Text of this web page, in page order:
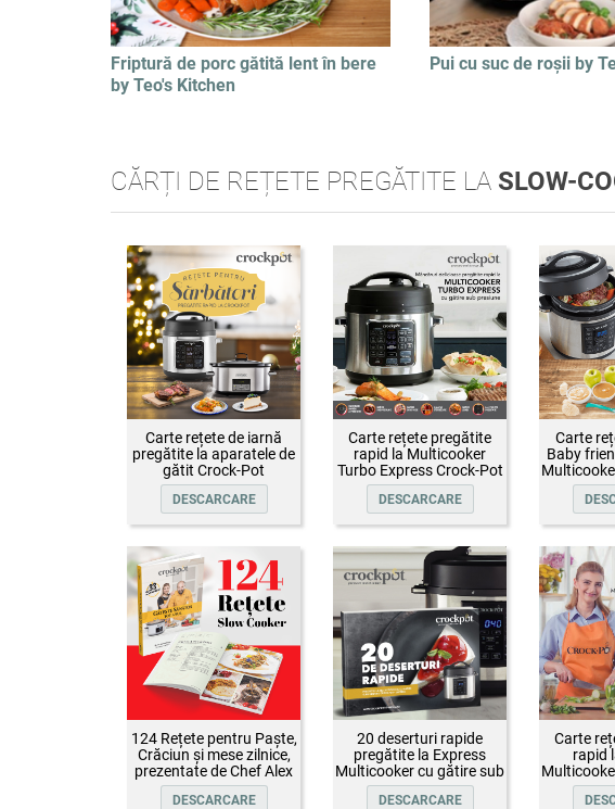
Friptură de porc gătită lent în bere
by Teo's Kitchen
Pui cu suc de roșii by
CĂRȚI DE REȚETE PREGĂTITE LA SLOW-
Carte rețete de iarnă
pregătite la aparatele de
gătit Crock-Pot
DESCARCARE
Carte rețete pregătite
rapid la Multicooker
Turbo Express Crock-Pot
DESCARCARE
Carte
Baby
124 Rețete pentru Paște,
Crăciun și mese zilnice,
prezentate de Chef Alex
Cîrțu și invitații săi
DESCARCARE
20 deserturi rapide
pregătite la Express
Multicooker cu gătire sub
presiune Crock-Pot
DESCARCARE
Carte
rapid